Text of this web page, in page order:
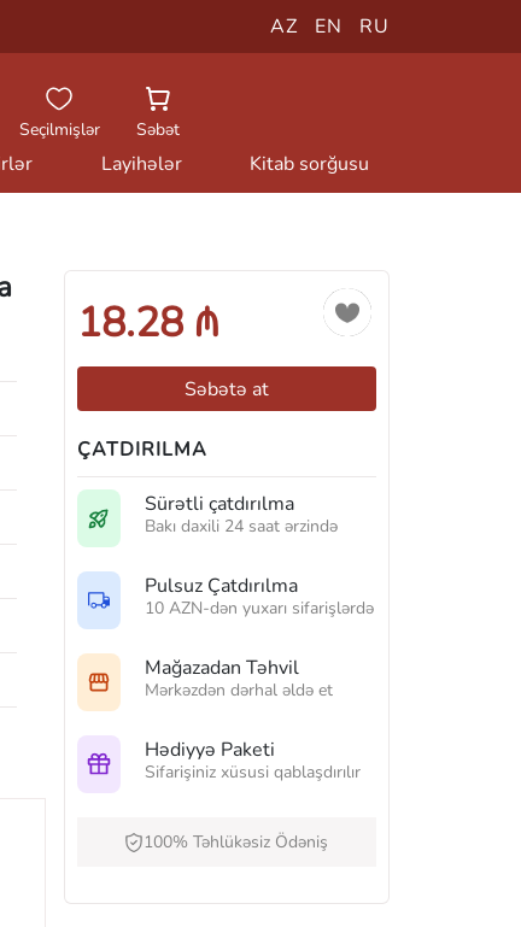
AZ EN RU
Seçilmişlər Səbət
Layihələr Kitab sorğusu
18.28 ₼
Səbətə at
ÇATDIRILMA
Sürətli çatdırılma
Bakı daxili 24 saat ərzində
Pulsuz Çatdırılma
10 AZN-dən yuxarı sifarişlərdə
Mağazadan Təhvil
Mərkəzdən dərhal əldə et
Hədiyyə Paketi
Sifarişiniz xüsusi qablaşdırılır
100% Təhlükəsiz Ödəniş